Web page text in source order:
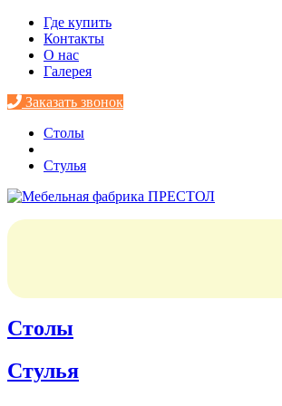
Где купить
Контакты
О нас
Галерея
Заказать звонок
Столы
Стулья
Столы
Стулья